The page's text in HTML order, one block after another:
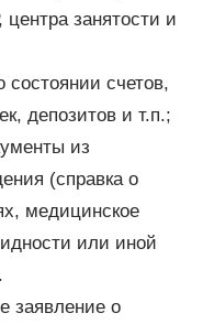
занятости и
состоянии счетов,
депозитов и т.п.;
из
(справка о
медицинское
или иной
заявление о